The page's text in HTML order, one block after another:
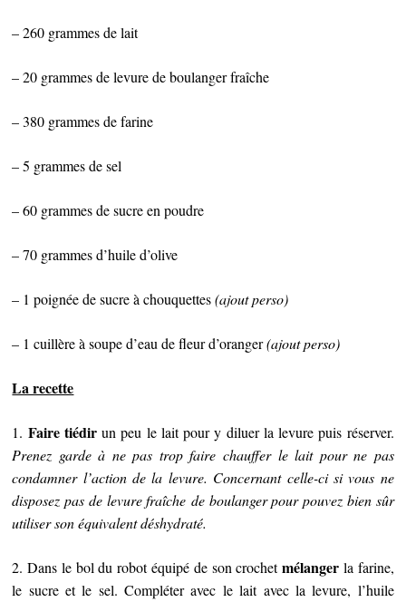
– 260 grammes de lait
– 20 grammes de levure de boulanger fraîche
– 380 grammes de farine
– 5 grammes de sel
– 60 grammes de sucre en poudre
– 70 grammes d’huile d’olive
– 1 poignée de sucre à chouquettes(ajout perso)
– 1 cuillère à soupe d’eau de fleur d’oranger(ajout perso)
La recette
1. Faire tiédirun peu le lait pour y diluer la levure puis réserver.
Prenez garde à ne pas trop faire chauffer le lait pour ne pas
condamner l’action de la levure. Concernant celle-ci si vous ne
disposez pas de levure fraîche de boulanger pour pouvez bien sûr
utiliser son équivalent déshydraté.
2. Dans le bol du robot équipé de son crochetmélanger la farine,
le sucre et le sel. Compléter avec le lait avec la levure, l’huile